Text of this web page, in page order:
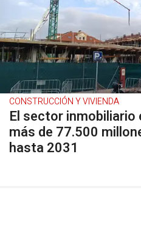
CONSTRUCCIÓN Y VIVIENDA
El sector
más de 77.500
hasta 2031